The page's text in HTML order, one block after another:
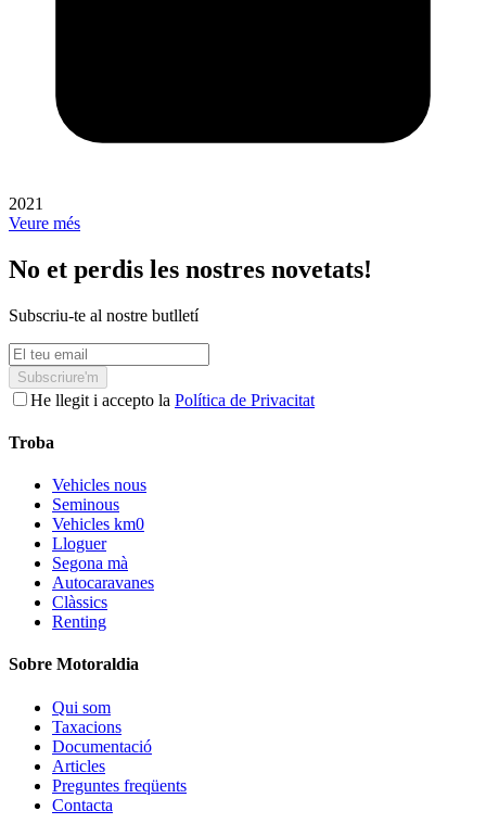
2021
Veure més
No et perdis les nostres novetats!
Subscriu-te al nostre butlletí
Subscriure'm
He llegit i accepto la Política de Privacitat
Troba
Vehicles nous
Seminous
Vehicles km0
Lloguer
Segona mà
Autocaravanes
Clàssics
Renting
Sobre Motoraldia
Qui som
Taxacions
Documentació
Articles
Preguntes freqüents
Contacta